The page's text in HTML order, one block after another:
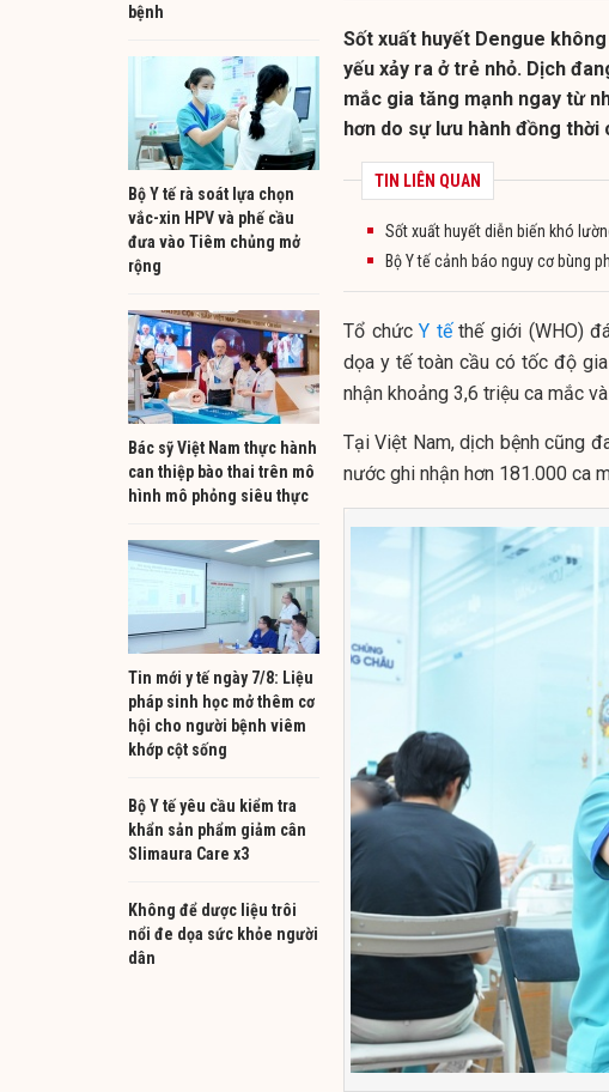
bệnh
Bộ Y tế rà soát lựa chọn
vắc-xin HPV và phế cầu
đưa vào Tiêm chủng mở
rộng
Bác sỹ Việt Nam thực hành
can thiệp bào thai trên mô
hình mô phỏng siêu thực
Tin mới y tế ngày 7/8: Liệu
pháp sinh học mở thêm cơ
hội cho người bệnh viêm
khớp cột sống
Bộ Y tế yêu cầu kiểm tra
khẩn sản phẩm giảm cân
Slimaura Care x3
Không để dược liệu trôi
nổi đe dọa sức khỏe người
dân
Sốt xuất huyết Dengue
yếu xảy ra ở trẻ nhỏ. Dịch
mắc gia tăng mạnh ngay từ
hơn do sự lưu hành đồng thời
TIN LIÊN QUAN
Sốt xuất huyết diễn biến khó
Bộ Y tế cảnh báo nguy cơ bùng
Tổ chứcY tếthế giới (WHO)
dọa y tế toàn cầu có tốc độ
nhận khoảng 3,6 triệu ca mắc
Tại Việt Nam, dịch bệnh cũng
nước ghi nhận hơn 181.000 ca